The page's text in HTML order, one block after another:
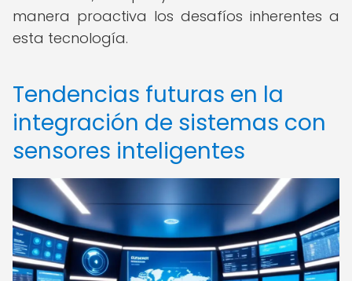
manera proactiva los desafíos inherentes a
esta tecnología.
Tendencias futuras en la
integración de sistemas con
sensores inteligentes